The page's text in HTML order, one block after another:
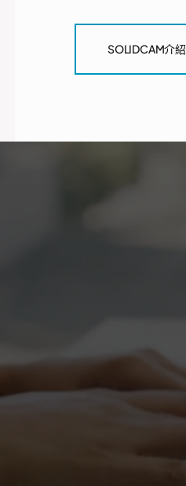
SOLIDCAM介紹